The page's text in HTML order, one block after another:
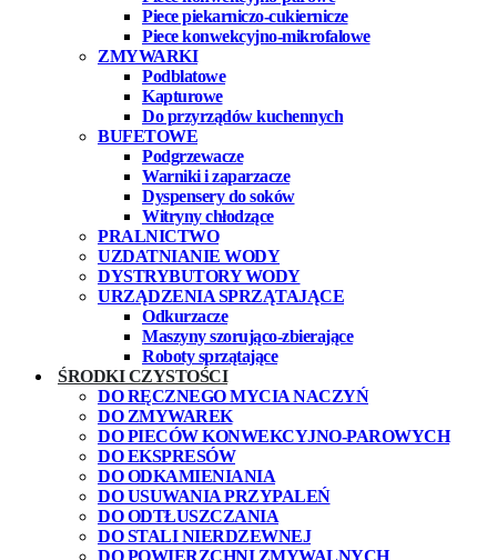
Piece piekarniczo-cukiernicze
Piece konwekcyjno-mikrofalowe
ZMYWARKI
Podblatowe
Kapturowe
Do przyrządów kuchennych
BUFETOWE
Podgrzewacze
Warniki i zaparzacze
Dyspensery do soków
Witryny chłodzące
PRALNICTWO
UZDATNIANIE WODY
DYSTRYBUTORY WODY
URZĄDZENIA SPRZĄTAJĄCE
Odkurzacze
Maszyny szorująco-zbierające
Roboty sprzątające
ŚRODKI CZYSTOŚCI
DO RĘCZNEGO MYCIA NACZYŃ
DO ZMYWAREK
DO PIECÓW KONWEKCYJNO-PAROWYCH
DO EKSPRESÓW
DO ODKAMIENIANIA
DO USUWANIA PRZYPALEŃ
DO ODTŁUSZCZANIA
DO STALI NIERDZEWNEJ
DO POWIERZCHNI ZMYWALNYCH